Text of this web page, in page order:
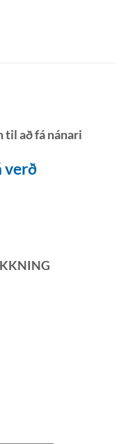
til að fá nánari
verð